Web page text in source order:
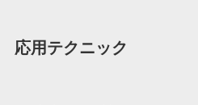
応用テクニック